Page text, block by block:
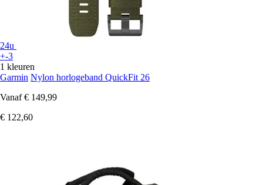
24u
+-3
1 kleuren
Garmin Nylon horlogeband QuickFit 26
Vanaf € 149,99
€ 122,60